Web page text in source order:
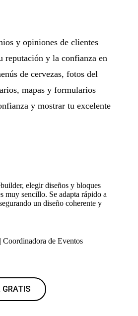
y opiniones de clientes
reputación y la confianza en
de cervezas, fotos del
mapas y formularios
y mostrar tu excelente
elegir diseños y bloques
muy sencillo. Se adapta rápido a
un diseño coherente y
Coordinadora de Eventos
GRATIS